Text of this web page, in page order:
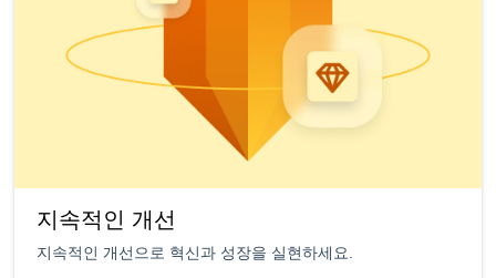
지속적인 개선
지속적인 개선으로 혁신과 성장을 실현하세요.